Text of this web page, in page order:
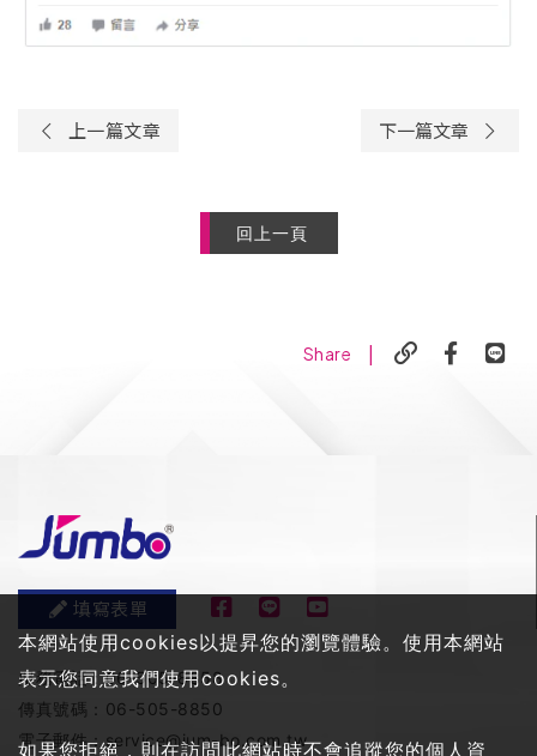
上一篇文章 下一篇文章
回上一頁
Share |
填寫表單
服務電話：06-505-8858
傳真號碼： 06-505-8850
電子郵件：service@jum-bo.com.tw
本網站使用cookies以提昇您的瀏覽體驗。使用本網站
表示您同意我們使用cookies。
如果您拒絕，則在訪問此網站時不會追蹤您的個人資